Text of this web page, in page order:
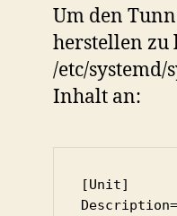
Um den
herstellen zu
/etc/
Inhalt an:
[Unit]